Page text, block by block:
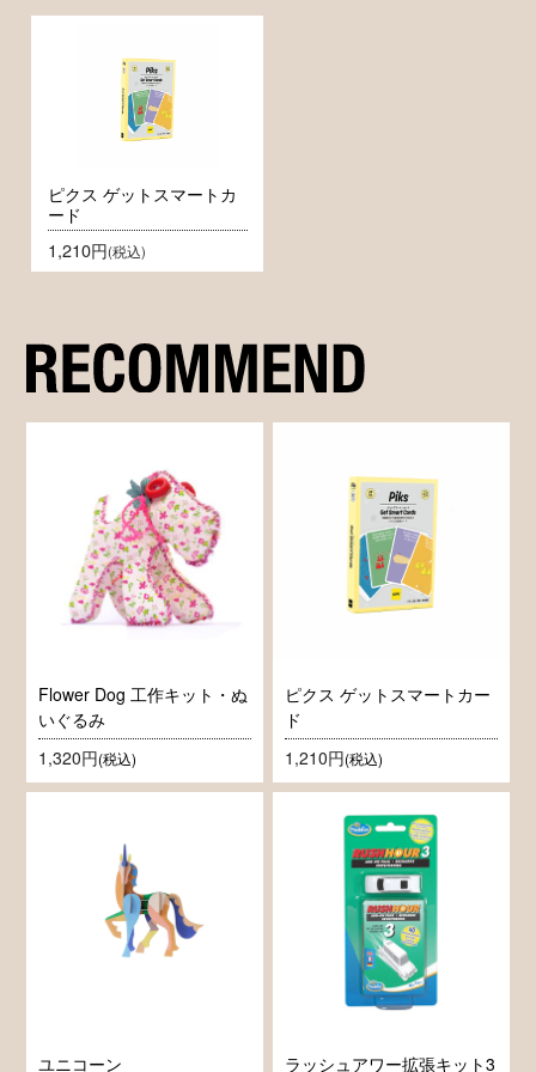
ピクス ゲットスマートカ
ード
1,210円(税込)
Flower Dog 工作キット・ぬ
いぐるみ
1,320円(税込)
ピクス ゲットスマートカー
ド
1,210円(税込)
ユニコーン ラッシュアワー拡張キット3